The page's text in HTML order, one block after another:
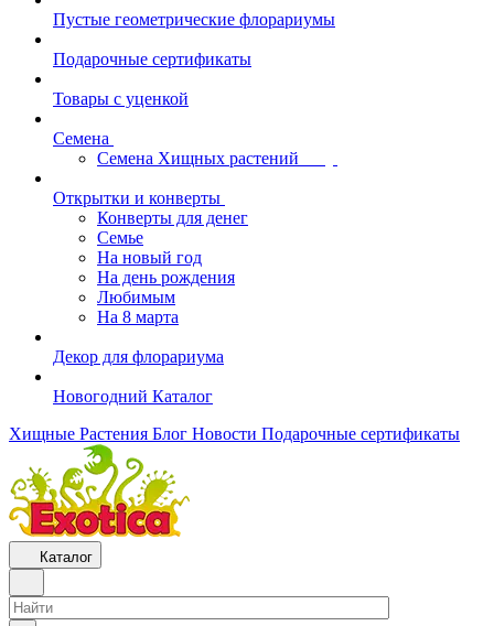
Пустые геометрические флорариумы
Подарочные сертификаты
Товары с уценкой
Семена
Семена Хищных растений
Открытки и конверты
Конверты для денег
Семье
На новый год
На день рождения
Любимым
На 8 марта
Декор для флорариума
Новогодний Каталог
Хищные Растения Блог Новости Подарочные сертификаты
Каталог